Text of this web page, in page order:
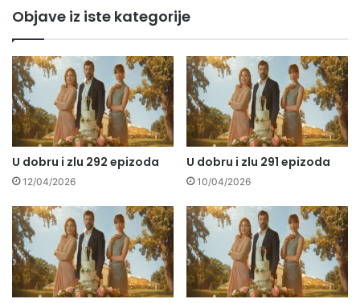
Objave iz iste kategorije
U dobru i zlu 292 epizoda
12/04/2026
U dobru i zlu 291 epizoda
10/04/2026